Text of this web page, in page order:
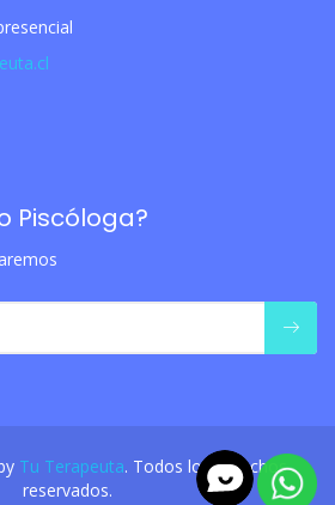
Piscóloga?
Tu Terapeuta. Todos los derechos
reservados.